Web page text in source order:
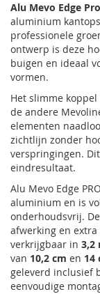
Alu Mevo Edge Pro
aluminium
professionele
ontwerp is deze
buigen en ideaal
vormen.
Het slimme
de andere
elementen
zichtlijn zonder
verspringingen.
eindresultaat.
Alu Mevo Edge
aluminium en is
onderhoudsvrij.
afwerking en
verkrijgbaar in 3,2
van 10,2 cm en 14
geleverd inclusief
eenvoudige